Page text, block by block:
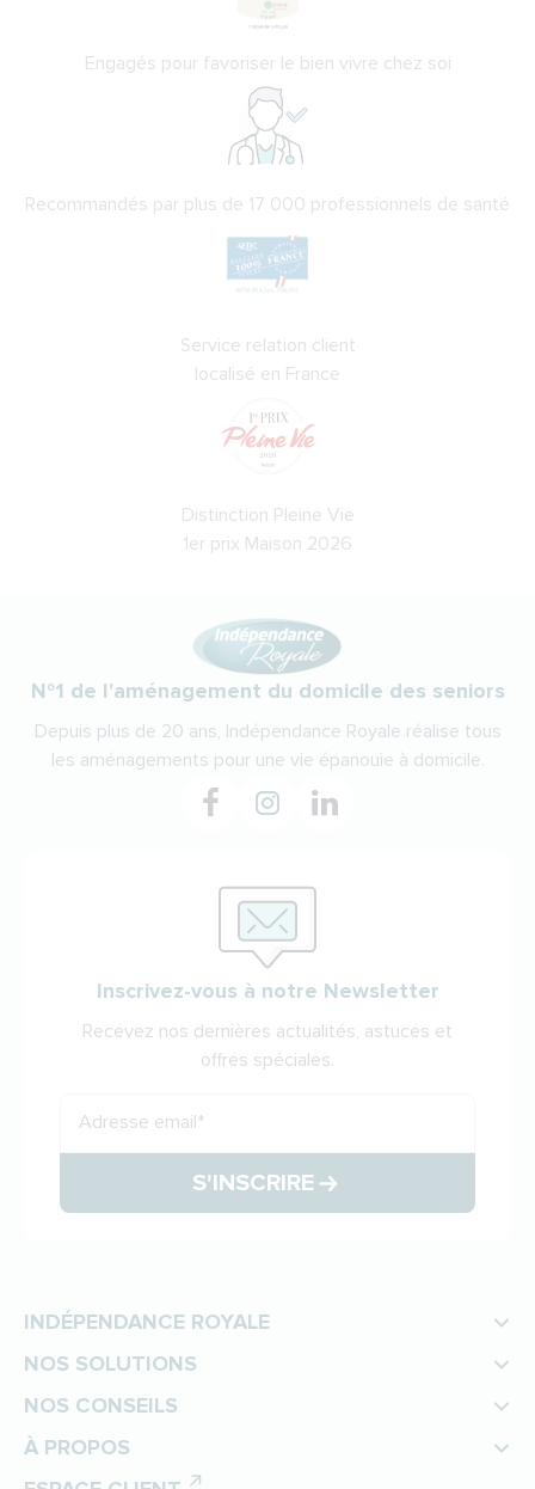
Engagés pour favoriser le bien vivre chez soi
Recommandés par plus de 17 000 professionnels de santé
Service relation client
localisé en France
Distinction Pleine Vie
1er prix Maison 2026
N°1 de l'aménagement du domicile des seniors
Depuis plus de 20 ans, Indépendance Royale réalise tous
les aménagements pour une vie épanouie à domicile.
Inscrivez-vous à notre Newsletter
Recevez nos dernières actualités, astuces et
offres spéciales.
Adresse email*
S'INSCRIRE
INDÉPENDANCE ROYALE
NOS SOLUTIONS
NOS CONSEILS
À PROPOS